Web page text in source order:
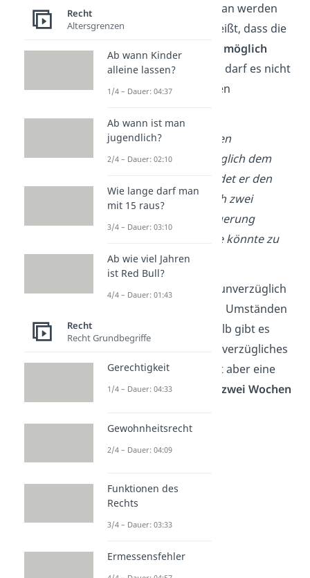
schuldhaftes Zögern
getan werden
muss(§ 121 BGB).
Das heißt, dass die
Handlung so
schnell wie möglich
durchzuführen ist. Dabei darf es nicht
zu einer unangemessenen
Ein Mieter muss z. B. einen
Wasserschaden unverzüglich dem
Vermieter mitteilen. Meldet er den
Schaden jedoch erst nach zwei
Wochen, ist diese Verzögerung
unangemessen. Denn sie könnte zu
großen Schädenführen.
Ob eine Handlung noch unverzüglich
ist, hängt immer von den Umständen
des
ab. Deshalb gibt es
für unverzügliches
Handeln. In der Regel gilt aber eine
Handlung innerhalb von zwei Wochen
Recht
Altersgrenzen
Ab wann Kinder
alleine lassen?
1/4 – Dauer: 04:37
Ab wann ist man
jugendlich?
2/4 – Dauer: 02:10
Wie lange darf man
mit 15 raus?
3/4 – Dauer: 03:10
Ab wie viel Jahren
ist Red Bull?
4/4 – Dauer: 01:43
Recht
Recht Grundbegriffe
Gerechtigkeit
1/4 – Dauer: 04:33
Gewohnheitsrecht
2/4 – Dauer: 04:09
Funktionen des
Rechts
3/4 – Dauer: 03:33
Ermessensfehler